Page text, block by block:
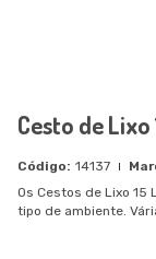
Cesto de
14137
Os Cestos de Lixo
tipo de ambiente.